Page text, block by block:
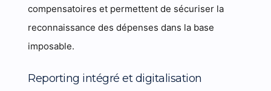
compensatoires et permettent de sécuriser la
reconnaissance des dépenses dans la base
imposable.
Reporting intégré et digitalisation